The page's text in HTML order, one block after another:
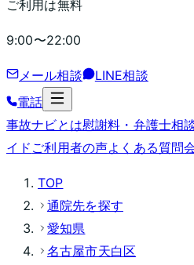
ご利用は無料
9:00〜22:00
メール相談
LINE相談
電話
事故ナビとは慰謝料・弁護士相
イド ご利用者の声よくある質問
TOP
通院先を探す
愛知県
名古屋市天白区